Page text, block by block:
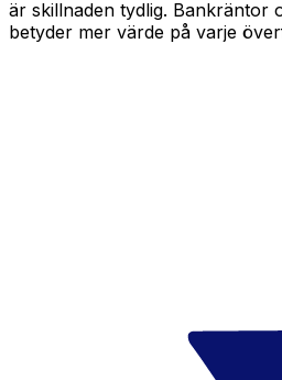
är skillnaden tydlig. Bankräntor
betyder mer värde på varje